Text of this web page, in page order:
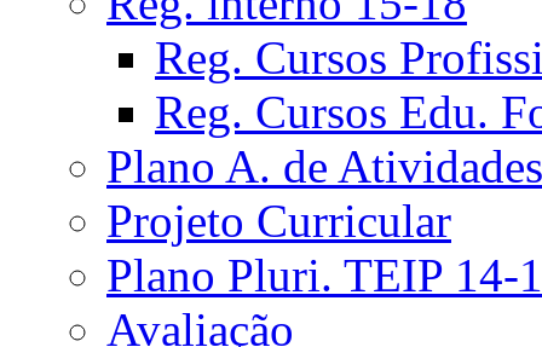
Reg. Cursos
Reg. Cursos Edu.
Plano A. de Atividades
Projeto Curricular
Plano Pluri. TEIP 14-
Avaliação